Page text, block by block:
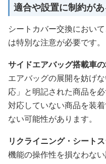
適合や設置に制約が
シートカバー交換におい
は特別な注意が必要です。
サイドエアバッグ搭載車
エアバッグの展開を妨げ
応」と明記された商品を必
対応していない商品を装
ない可能性があります。
リクライニング・シート
機能の操作性を損なわな